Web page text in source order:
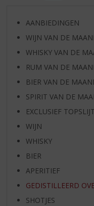
AANBIEDINGEN
WIJN VAN DE
WHISKY VAN DE
RUM VAN DE
BIER VAN DE
SPIRIT VAN DE
EXCLUSIEF
WIJN
WHISKY
BIER
APERITIEF
GEDISTILLEERD
SHOTJES